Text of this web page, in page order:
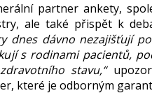
partner ankety,
ale také přispět k
dnes dávno nezajišťují
s rodinami pacientů,
stavu,“
které je odborným